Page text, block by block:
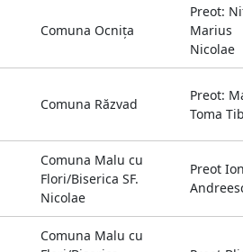
Comuna Ocniţa
Preot:
Marius
Nicolae
Comuna Răzvad
Preot:
Toma
Comuna Malu cu
Flori/Biserica SF.
Nicolae
Preot
Comuna Malu cu